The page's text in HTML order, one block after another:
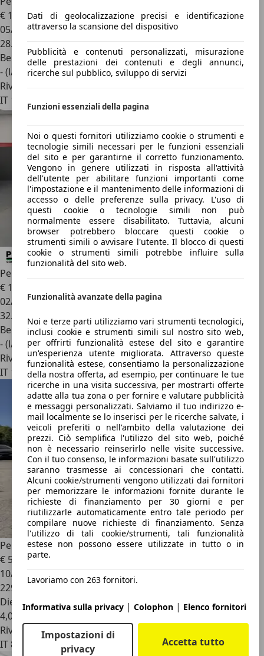
Dati di geolocalizzazione precisi e identificazione
attraverso la scansione del dispositivo
Pubblicità e contenuti personalizzati, misurazione
delle prestazioni dei contenuti e degli annunci,
ricerche sul pubblico, sviluppo di servizi
Funzioni essenziali della pagina
Noi o questi fornitori utilizziamo cookie o strumenti e
tecnologie simili necessari per le funzioni essenziali
del sito e per garantirne il corretto funzionamento.
Vengono in genere utilizzati in risposta all'attività
dell'utente per abilitare funzioni importanti come
l'impostazione e il mantenimento delle informazioni di
accesso o delle preferenze sulla privacy. L'uso di
questi cookie o tecnologie simili non può
normalmente essere disabilitato. Tuttavia, alcuni
browser potrebbero bloccare questi cookie o
strumenti simili o avvisare l'utente. Il blocco di questi
cookie o strumenti simili potrebbe influire sulla
funzionalità del sito web.
Funzionalità avanzate della pagina
Noi e terze parti utilizziamo vari strumenti tecnologici,
inclusi cookie e strumenti simili sul nostro sito web,
per offrirti funzionalità estese del sito e garantire
un'esperienza utente migliorata. Attraverso queste
funzionalità estese, consentiamo la personalizzazione
della nostra offerta, ad esempio, per continuare le tue
ricerche in una visita successiva, per mostrarti offerte
adatte alla tua zona o per fornire e valutare pubblicità
e messaggi personalizzati. Salviamo il tuo indirizzo e-
mail localmente se lo inserisci per le ricerche salvate, i
veicoli preferiti o nell'ambito della valutazione dei
prezzi. Ciò semplifica l'utilizzo del sito web, poiché
non è necessario reinserirlo nelle visite successive.
Con il tuo consenso, le informazioni basate sull'utilizzo
saranno trasmesse ai concessionari che contatti.
Alcuni cookie/strumenti vengono utilizzati dai fornitori
per memorizzare le informazioni fornite durante le
richieste di finanziamento per 30 giorni e per
riutilizzarle automaticamente entro tale periodo per
compilare nuove richieste di finanziamento. Senza
l'utilizzo di tali cookie/strumenti, tali funzionalità
estese non possono essere utilizzate in tutto o in
parte.
Lavoriamo con 263 fornitori.
Informativa sulla privacy | Colophon | Elenco fornitori
Impostazioni di
privacy
Accetta tutto
€ 14.900
05/2025
28.000 km
Benzina
- (l/100 km)
Rivenditore
IT 10036
Peugeot 2008
€ 12.490
02/2022
32.081 km
Benzina
- (l/100 km)
Rivenditore
IT 10060
Peugeot 20081.5 bluehdi Style s&s 100cv 6marce
€ 5.500
10/2018
229.000 km
Diesel
4,0 l/100 km (comb.)
Rivenditore
IT 80143